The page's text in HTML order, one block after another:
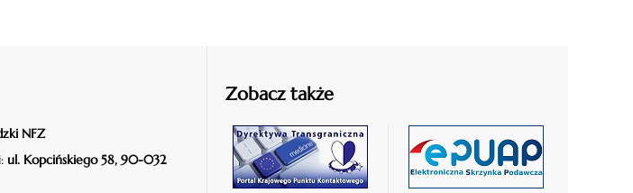
NFZ
ul. Kopcińskiego 58, 90-032
Zobacz także
czytaj
czytaj